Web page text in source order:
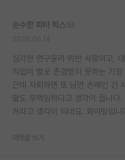
순수한 피터 힉스
심각한 연구윤리 위반 사항이고,
직업이 별로 존경받지 못하는 가
근데 자퇴하면 또 님만 손해인 건
말도 무책임하다고 생각이 듭니
거라고 생각이 되네요. 화이팅입니
대댓글 쓰기